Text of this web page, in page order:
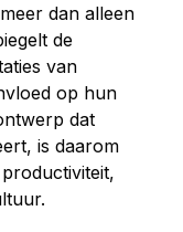
dan alleen
de
van
op hun
dat
is daarom